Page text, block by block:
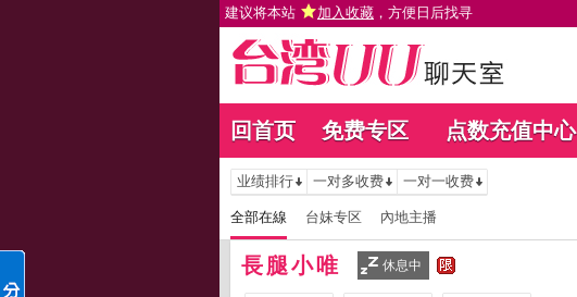
建议将本站 加入收藏 ，方便日后找寻
回首页 免费专区 点数充值中心
业绩排行 一对多收费 一对一收费
全部在線 台妹专区 內地主播
長腿小唯 休息中